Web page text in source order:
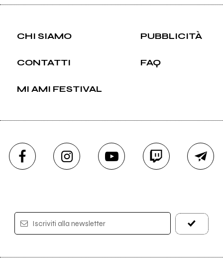
CHI SIAMO PUBBLICITÀ
CONTATTI FAQ
MI AMI FESTIVAL
Iscriviti alla newsletter